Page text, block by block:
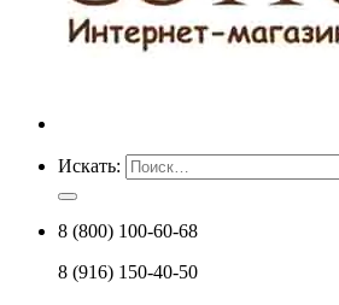
Искать:
8 (800) 100-60-68
8 (916) 150-40-50